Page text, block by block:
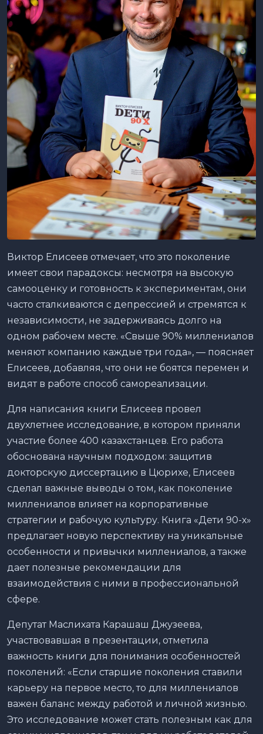
Виктор Елисеев отмечает, что это поколение
имеет свои парадоксы: несмотря на высокую
самооценку и готовность к экспериментам, они
часто сталкиваются с депрессией и стремятся к
независимости, не задерживаясь долго на
одном рабочем месте. «Свыше 90% миллениалов
меняют компанию каждые три года», — поясняет
Елисеев, добавляя, что они не боятся перемен и
видят в работе способ самореализации.
Для написания книги Елисеев провел
двухлетнее исследование, в котором приняли
участие более 400 казахстанцев. Его работа
обоснована научным подходом: защитив
докторскую диссертацию в Цюрихе, Елисеев
сделал важные выводы о том, как поколение
миллениалов влияет на корпоративные
стратегии и рабочую культуру. Книга «Дети 90-х»
предлагает новую перспективу на уникальные
особенности и привычки миллениалов, а также
дает полезные рекомендации для
взаимодействия с ними в профессиональной
сфере.
Депутат Маслихата Карашаш Джузеева,
участвовавшая в презентации, отметила
важность книги для понимания особенностей
поколений: «Если старшие поколения ставили
карьеру на первое место, то для миллениалов
важен баланс между работой и личной жизнью.
Это исследование может стать полезным как для